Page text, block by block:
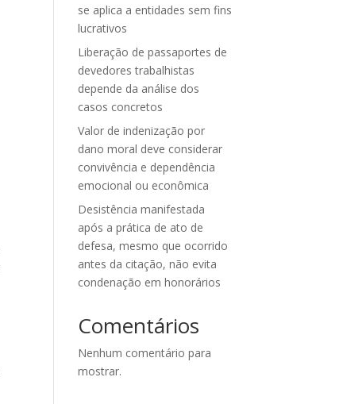
se aplica a entidades sem fins
lucrativos
Liberação de passaportes de
devedores trabalhistas
depende da análise dos
casos concretos
Valor de indenização por
dano moral deve considerar
convivência e dependência
emocional ou econômica
Desistência manifestada
após a prática de ato de
defesa, mesmo que ocorrido
antes da citação, não evita
condenação em honorários
Comentários
Nenhum comentário para
mostrar.